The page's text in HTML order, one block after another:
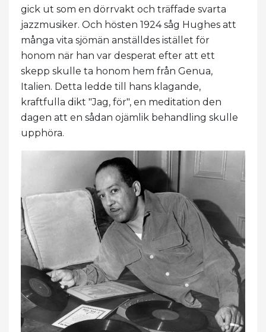
gick ut som en dörrvakt och träffade svarta
jazzmusiker. Och hösten 1924 såg Hughes att
många vita sjömän anställdes istället för
honom när han var desperat efter att ett
skepp skulle ta honom hem från Genua,
Italien. Detta ledde till hans klagande,
kraftfulla dikt "Jag, för", en meditation den
dagen att en sådan ojämlik behandling skulle
upphöra.